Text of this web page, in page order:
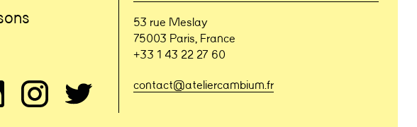
53 rue Meslay
75003 Paris, France
+33 1 43 22 27 60
contact@ateliercambium.fr